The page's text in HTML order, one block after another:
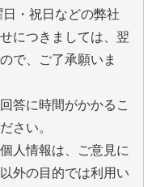
・祝日などの弊社
につきましては、翌
で、ご了承願いま
答に時間がかかるこ
さい。
人情報は、ご意見に
外の目的では利用い